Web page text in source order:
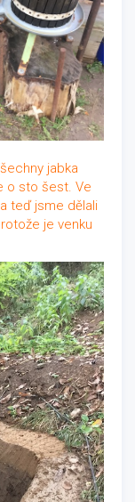
jabka
o sto šest. Ve
teď jsme dělali
je venku